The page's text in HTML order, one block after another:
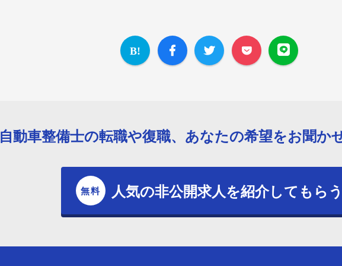
自動車整備士の転職や復職、あなたの希望をお聞か
人気の非公開求人を紹介してもらう